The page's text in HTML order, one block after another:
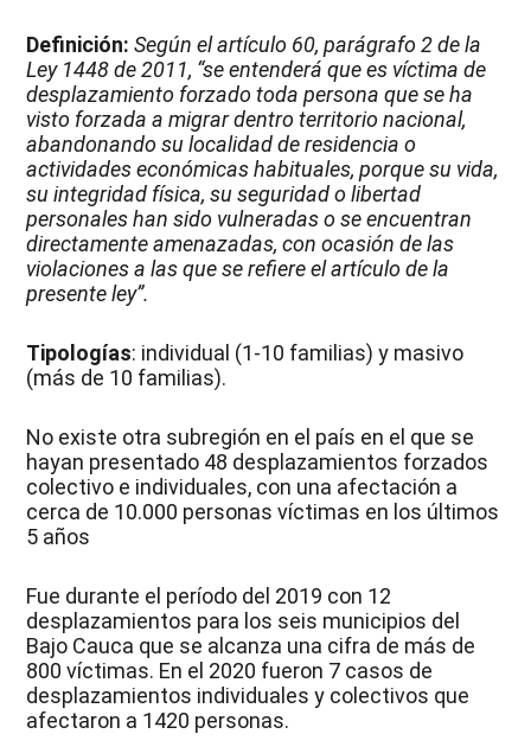
Definición:Según el artículo 60, parágrafo 2 de la
Ley 1448 de 2011, “se entenderá que es víctima de
desplazamiento forzado toda persona que se ha
visto forzada a migrar dentro territorio nacional,
abandonando su localidad de residencia o
actividades económicas habituales, porque su vida,
su integridad física, su seguridad o libertad
personales han sido vulneradas o se encuentran
directamente amenazadas, con ocasión de las
violaciones a las que se refiere el artículo de la
presente ley”.
Tipologías: individual (1-10 familias) y masivo
(más de 10 familias).
No existe otra subregión en el país en el que se
hayan presentado 48 desplazamientos forzados
colectivo e individuales, con una afectación a
cerca de 10.000 personas víctimas en los últimos
5 años
Fue durante el período del 2019 con 12
desplazamientos para los seis municipios del
Bajo Cauca que se alcanza una cifra de más de
800 víctimas. En el 2020 fueron 7 casos de
desplazamientos individuales y colectivos que
afectaron a 1420 personas.